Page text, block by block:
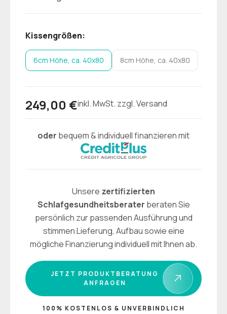
Kissengrößen:
6cm Höhe, ca. 40x80 8cm Höhe, ca. 40x80
249,00 €inkl. MwSt. zzgl. Versand
oder bequem & individuell finanzieren mit
Unsere zertifizierten
Schlafgesundheitsberater beraten Sie
persönlich zur passenden Ausführung und
stimmen Lieferung, Aufbau sowie eine
mögliche Finanzierung individuell mit Ihnen ab.
JETZT PRODUKTBERATUNG
ANFRAGEN
100% KOSTENLOS & UNVERBINDLICH